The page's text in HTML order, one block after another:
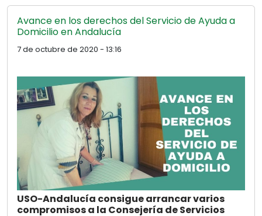
Avance en los derechos del Servicio de Ayuda a
Domicilio en Andalucía
7 de octubre de 2020 - 13:16
USO-Andalucía consigue arrancar varios
compromisos a la Consejería de Servicios